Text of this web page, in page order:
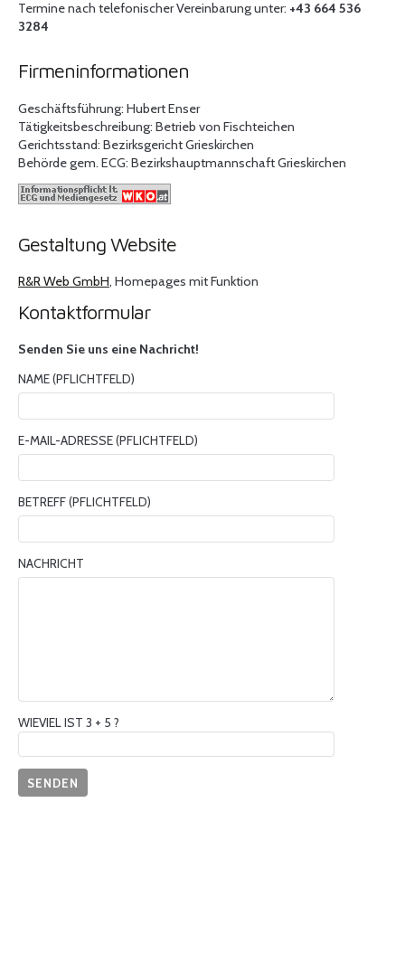
Termine nach telefonischer Vereinbarung unter: +43 664 536
3284
Firmeninformationen
Geschäftsführung: Hubert Enser
Tätigkeitsbeschreibung: Betrieb von Fischteichen
Gerichtsstand: Bezirksgericht Grieskirchen
Behörde gem. ECG: Bezirkshauptmannschaft Grieskirchen
Gestaltung Website
R&R Web GmbH, Homepages mit Funktion
Kontaktformular
Senden Sie uns eine Nachricht!
NAME (PFLICHTFELD)
E-MAIL-ADRESSE (PFLICHTFELD)
BETREFF (PFLICHTFELD)
NACHRICHT
WIEVIEL IST 3 + 5 ?